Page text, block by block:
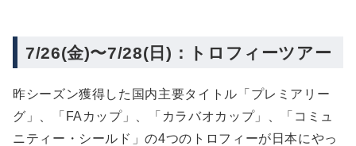
7/26(金)〜7/28(日)：トロフィーツアー
昨シーズン獲得した国内主要タイトル「プレミアリー
グ」、「FAカップ」、「カラバオカップ」、「コミュ
ニティー・シールド」の4つのトロフィーが日本にやっ